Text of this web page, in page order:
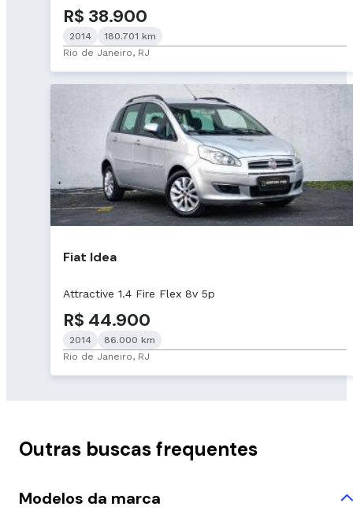
R$ 38.900
2014
180.701 km
Rio de Janeiro, RJ
Fiat Idea
Attractive 1.4 Fire Flex 8v 5p
R$ 44.900
2014
86.000 km
Rio de Janeiro, RJ
Outras buscas frequentes
Modelos da marca